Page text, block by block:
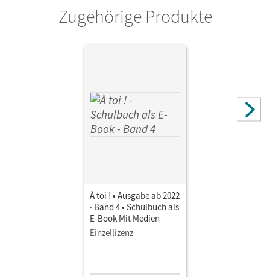
Zugehörige Produkte
À toi ! • Ausgabe ab 2022
· Band 4 • Schulbuch als
E-Book Mit Medien
Einzellizenz